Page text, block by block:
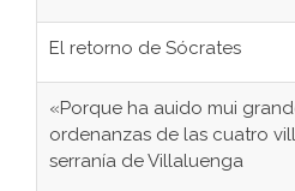
El retorno de Sócrates
«Porque ha auido mui
ordenanzas de las cuatro
serranía de Villaluenga